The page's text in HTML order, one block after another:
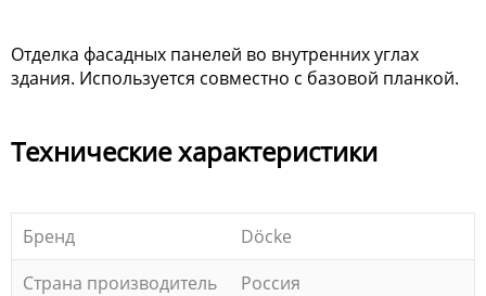
Отделка фасадных панелей во внутренних углах
здания. Используется совместно с базовой планкой.
Технические характеристики
Бренд
Döcke
Страна производитель
Россия